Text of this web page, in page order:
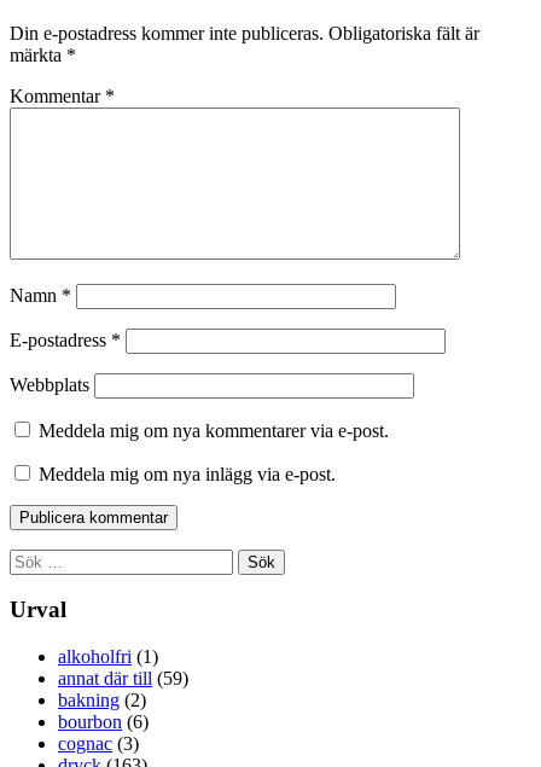
Din e-postadress kommer inte publiceras. Obligatoriska fält är
märkta *
Kommentar *
Namn *
E-postadress *
Webbplats
Meddela mig om nya kommentarer via e-post.
Meddela mig om nya inlägg via e-post.
Sök
efter:
Urval
alkoholfri (1)
annat där till (59)
bakning (2)
bourbon (6)
cognac (3)